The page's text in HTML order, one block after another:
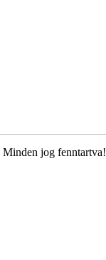
Minden jog fenntartva!